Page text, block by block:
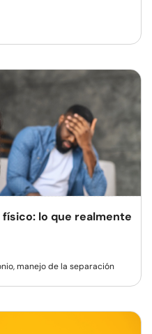
lo que realmente
manejo de la separación